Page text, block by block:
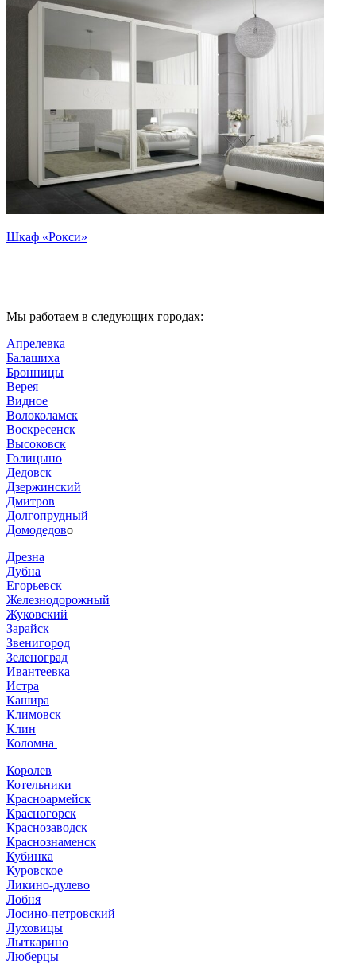
Шкаф «Рокси»
Мы работаем в следующих городах:
Апрелевка
Балашиха
Бронницы
Верея
Видное
Волоколамск
Воскресенск
Высоковск
Голицыно
Дедовск
Дзержинский
Дмитров
Долгопрудный
Домодедово
Дрезна
Дубна
Егорьевск
Железнодорожный
Жуковский
Зарайск
Звенигород
Зеленоград
Ивантеевка
Истра
Кашира
Климовск
Клин
Коломна
Королев
Котельники
Красноармейск
Красногорск
Краснозаводск
Краснознаменск
Кубинка
Куровское
Ликино-дулево
Лобня
Лосино-петровский
Луховицы
Лыткарино
Люберцы